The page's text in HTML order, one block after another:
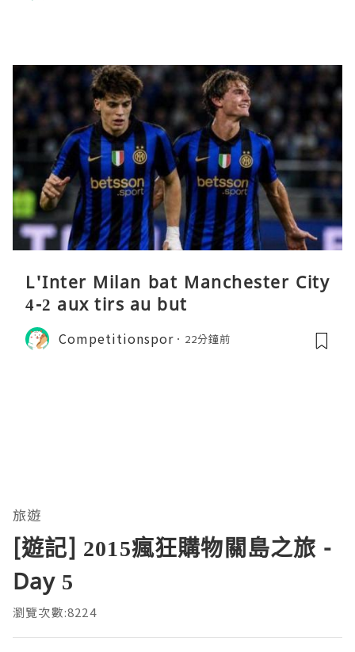
L'Inter Milan bat Manchester City
4-2 aux tirs au but
Competitionspor 22分鐘前
旅遊
[遊記] 2015瘋狂購物關島之旅 -
Day 5
瀏覽次數:8224